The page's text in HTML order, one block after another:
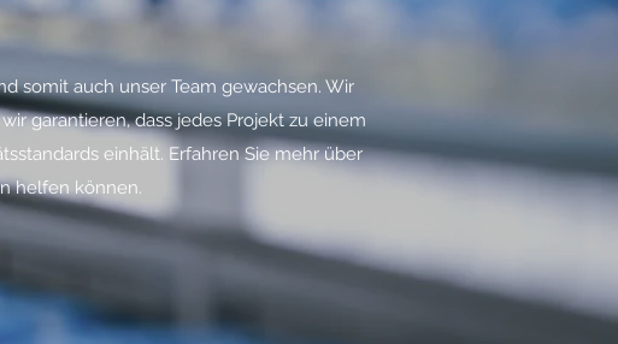
somit auch unser Team gewachsen. Wir
garantieren, dass jedes Projekt zu einem
einhält. Erfahren Sie mehr über
helfen können.